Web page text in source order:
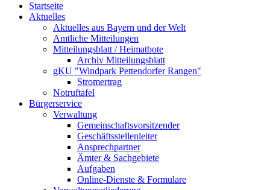
Startseite
Aktuelles
Aktuelles aus Bayern und der Welt
Amtliche Mitteilungen
Mitteilungsblatt / Heimatbote
Archiv Mitteilungsblatt
gKU "Windpark Pettendorfer Rangen"
Stromertrag
Notruftafel
Bürgerservice
Verwaltung
Gemeinschaftsvorsitzender
Geschäftsstellenleiter
Ansprechpartner
Ämter & Sachgebiete
Aufgaben
Online-Dienste & Formulare